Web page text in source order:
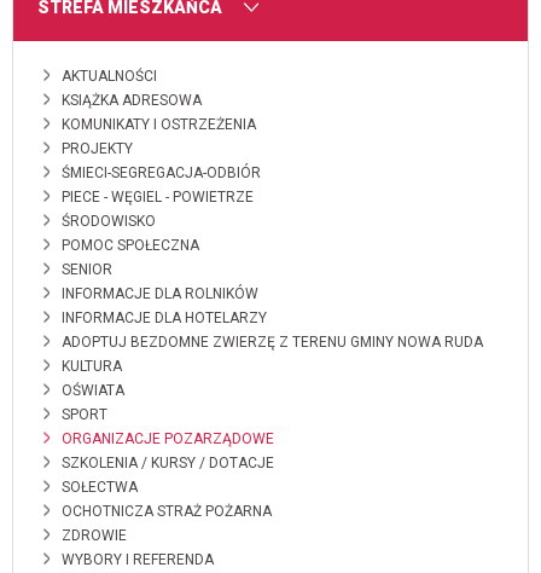
MENU
STREFA MIESZKAŃCA
AKTUALNOŚCI
KSIĄŻKA ADRESOWA
KOMUNIKATY I OSTRZEŻENIA
PROJEKTY
ŚMIECI-SEGREGACJA-ODBIÓR
PIECE - WĘGIEL - POWIETRZE
ŚRODOWISKO
POMOC SPOŁECZNA
SENIOR
INFORMACJE DLA ROLNIKÓW
INFORMACJE DLA HOTELARZY
ADOPTUJ BEZDOMNE ZWIERZĘ Z TERENU GMINY NOWA RUDA
KULTURA
OŚWIATA
SPORT
ORGANIZACJE POZARZĄDOWE
SZKOLENIA / KURSY / DOTACJE
SOŁECTWA
OCHOTNICZA STRAŻ POŻARNA
ZDROWIE
WYBORY I REFERENDA